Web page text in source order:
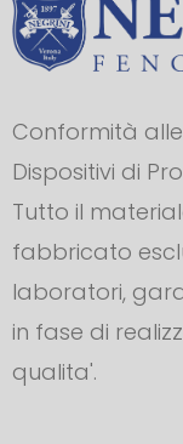
Conformità
Dispositivi di
Tutto il
fabbricato
laboratori,
in fase di
qualita'.